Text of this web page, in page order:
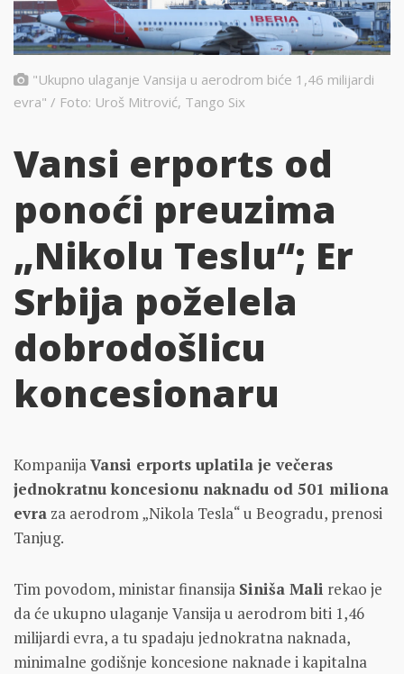
"Ukupno ulaganje Vansija u aerodrom biće 1,46 milijardi
evra" / Foto: Uroš Mitrović, Tango Six
Vansi erports od
ponoći preuzima
„Nikolu Teslu“; Er
Srbija poželela
dobrodošlicu
koncesionaru
KompanijaVansi erports uplatila je večeras
jednokratnu koncesionu naknadu od 501 miliona
evra za aerodrom „Nikola Tesla“ u Beogradu, prenosi
Tanjug.
Tim povodom, ministar finansija Siniša Mali rekao je
da će ukupno ulaganje Vansija u aerodrom biti 1,46
milijardi evra, a tu spadaju jednokratna naknada,
minimalne godišnje koncesione naknade i kapitalna